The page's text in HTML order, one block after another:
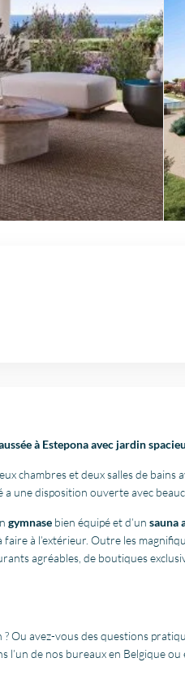
à Estepona avec jardin
chambres et deux salles de bains
une disposition ouverte avec
gymnase bien équipé et d’un sauna
à l’extérieur. Outre les
agréables, de boutiques
Ou avez-vous des questions
de nos bureaux en Belgique ou